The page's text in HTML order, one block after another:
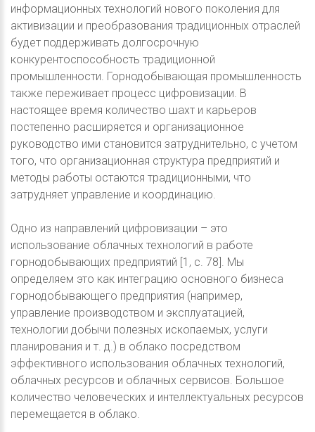
информационных технологий нового поколения для
активизации и преобразования традиционных отраслей
будет поддерживать долгосрочную
конкурентоспособность традиционной
промышленности. Горнодобывающая промышленность
также переживает процесс цифровизации. В
настоящее время количество шахт и карьеров
постепенно расширяется и организационное
руководство ими становится затруднительно, с учетом
того, что организационная структура предприятий и
методы работы остаются традиционными, что
затрудняет управление и координацию.
Одно из направлений цифровизации – это
использование облачных технологий в работе
горнодобывающих предприятий [1, с. 78]. Мы
определяем это как интеграцию основного бизнеса
горнодобывающего предприятия (например,
управление производством и эксплуатацией,
технологии добычи полезных ископаемых, услуги
планирования и т. д.) в облако посредством
эффективного использования облачных технологий,
облачных ресурсов и облачных сервисов. Большое
количество человеческих и интеллектуальных ресурсов
перемещается в облако.